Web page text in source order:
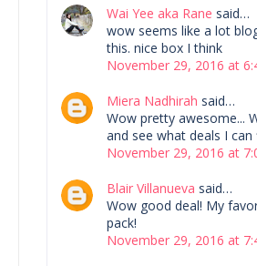
Wai Yee aka Rane said…
wow seems like a lot
this. nice box I think
November 29, 2016 at
Miera Nadhirah said…
Wow pretty awesome...
and see what deals I can
November 29, 2016 at
Blair Villanueva said…
Wow good deal! My
pack!
November 29, 2016 at